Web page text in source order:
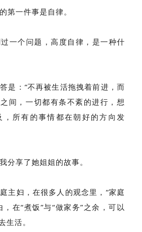
第一件事是自律。
一个问题，高度自律，是一种什
是：“不再被生活拖拽着前进，而
间，一切都有条不紊的进行，想
，所有的事情都在朝好的方向发
分享了她姐姐的故事。
主妇，在很多人的观念里，“家庭
在“煮饭”与“做家务”之余，可以
生活。